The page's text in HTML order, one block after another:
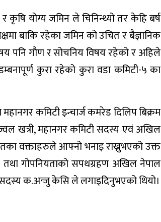
योग्य जमिन ले चिनिन्थ्यो तर केहि बर्ष
बाकि रहेका जमिन को उचित र बैज्ञानिक
पनि गौण र सोचनिय विषय रहेको र अहिले
कुरा रहेको कुरा वडा कमिटी-५ का
कमिटी इन्चार्ज कमरेड दिलिप बिक्रम
खत्री, महानगर कमिटी सदस्य एवं अखिल
वक्ताहरुले आफ्नो भनाइ राख्नुभएको उक्त
तथा गोपनियताको सपथग्रहण अखिल नेपाल
सदस्य क.अन्जु केसि ले लगाइदिनुभएको थियो।